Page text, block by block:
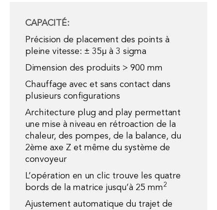
CAPACITÉ:
Précision de placement des points à
pleine vitesse: ± 35µ à 3 sigma
Dimension des produits > 900 mm
Chauffage avec et sans contact dans
plusieurs configurations
Architecture plug and play permettant
une mise à niveau en rétroaction de la
chaleur, des pompes, de la balance, du
2ème axe Z et même du système de
convoyeur
L’opération en un clic trouve les quatre
bords de la matrice jusqu’à 25 mm 2
Ajustement automatique du trajet de